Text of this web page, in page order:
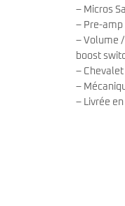
– Micros
– Pre-amp
– Volume
boost
– Chevalet
–
– Livrée